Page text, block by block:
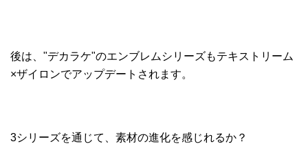
後は、"デカラケ"のエンブレムシリーズもテキストリーム
×ザイロンでアップデートされます。
3シリーズを通じて、素材の進化を感じれるか？